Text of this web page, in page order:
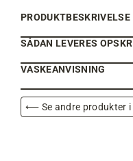
PRODUKTBESKRIVELSE
SÅDAN LEVERES
VASKEANVISNING
⟵ Se andre produkter i